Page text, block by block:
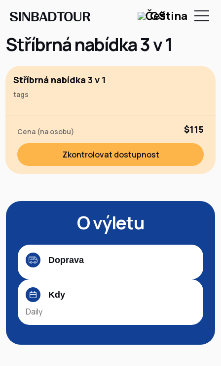
CS
Stříbrná nabídka 3 v 1
Stříbrná nabídka 3 v 1
tags
Cena (na osobu) $115
Zkontrolovat dostupnost
O výletu
Doprava
Kdy
Daily